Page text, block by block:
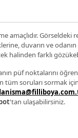
amaçlıdır. Görseldeki
duvarın ve odanın
halinden farklı
püf noktalarını
tüm soruları sormak
'tan ulaşabilirsiniz.